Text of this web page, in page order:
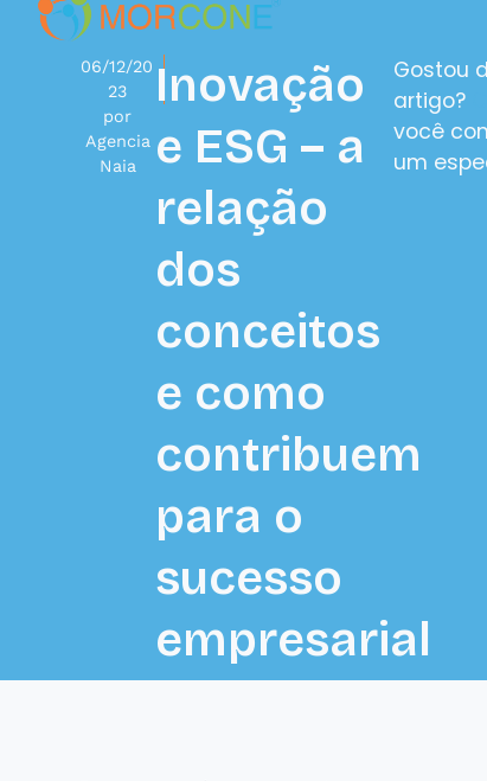
06/12/20
23
por
Agencia
Naia
Inovação
e ESG – a
relação
dos
conceitos
e como
contribuem
para o
sucesso
empresarial
Gostou
artigo?
você
um